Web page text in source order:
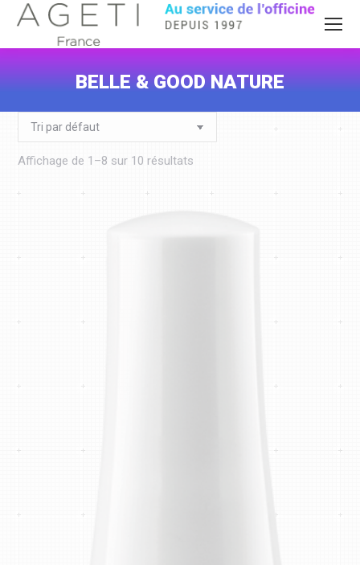
BELLE & GOOD NATURE
Affichage de 1–8 sur 10 résultats